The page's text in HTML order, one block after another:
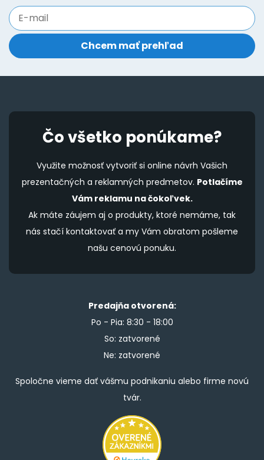
Čo všetko ponúkame?
Využite možnosť vytvoriť si online návrh Vašich
prezentačných a reklamných predmetov. Potlačíme
Vám reklamu na čokoľvek.
Ak máte záujem aj o produkty, ktoré nemáme, tak
nás stačí kontaktovať a my Vám obratom pošleme
našu cenovú ponuku.
Predajňa otvorená:
Po - Pia: 8:30 - 18:00
So: zatvorené
Ne: zatvorené
Spoločne vieme dať vášmu podnikaniu alebo firme novú
tvár.